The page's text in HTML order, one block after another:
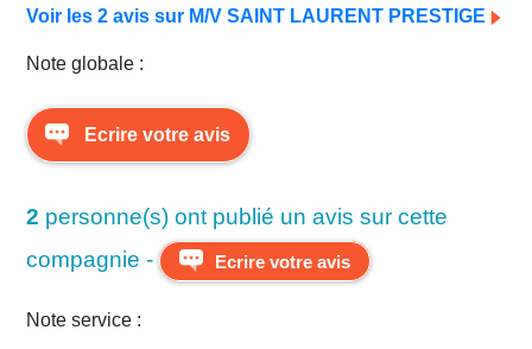
Voir les 2 avis sur M/V SAINT LAURENT PRESTIGE
Note globale :
Ecrire votre avis
2 personne(s) ont publié un avis sur cette
compagnie -
Ecrire votre avis
Note service :